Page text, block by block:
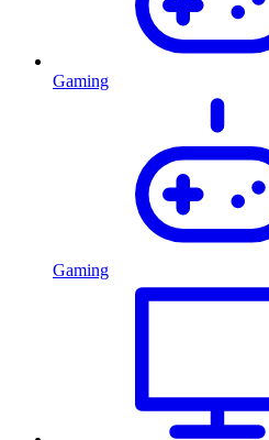
Gaming
Gaming